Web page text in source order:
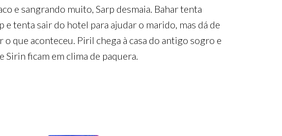
e sangrando muito, Sarp desmaia. Bahar tenta
tenta sair do hotel para ajudar o marido, mas dá de
que aconteceu. Piril chega à casa do antigo sogro e
Sirin ficam em clima de paquera.